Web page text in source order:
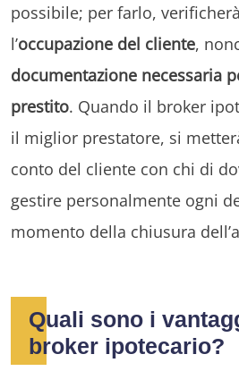
possibile; per farlo,
l’occupazione del cliente,
documentazione necessaria
prestito. Quando il broker
il miglior prestatore, si
conto del cliente con chi di
gestire personalmente ogni
momento della chiusura
Quali sono i
broker ipotecario?